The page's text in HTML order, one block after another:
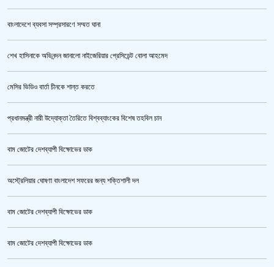
তনু হত্যা মামলায় ফের গ্রেপ্তার সাবেক সেনাসদস্য হাফিজুর রহমান
বাংলাদেশে ব্যবসা সম্প্রসারণে সম্মত ঘানা
শেখ হাসিনাকে অভিনন্দন জানালো নাইজেরিয়ার প্রেসিডেন্ট বোলা আহমেদ
মেসির ভিডিও বার্তা চীনকে শান্ত করতে
প্রধানমন্ত্রী নারী উদ্যোক্তা তৈরিতে বিশ্বব্যাংকের বিশেষ তহবিল চান
বাম জোটের দেশব্যাপী বিক্ষোভের ডাক
অস্ট্রেলিয়ার ঘোষণা বাংলাদেশ সফরের জন্য শক্তিশালী দল
বাম জোটের দেশব্যাপী বিক্ষোভের ডাক
বাম জোটের দেশব্যাপী বিক্ষোভের ডাক